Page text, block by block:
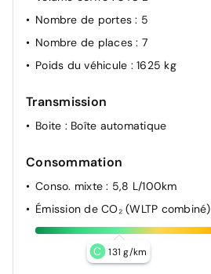
Nombre de portes: 5
Nombre de places: 7
Poids du véhicule : 1625 kg
Transmission
Boite : Boîte automatique
Consommation
Conso. mixte: 5,8 L/100km
Émission de CO₂ (WLTP combiné)
C 131 g/km